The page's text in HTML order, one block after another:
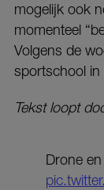
mogelijk ook
momenteel
Volgens de
sportschool
Tekst loopt
Drone